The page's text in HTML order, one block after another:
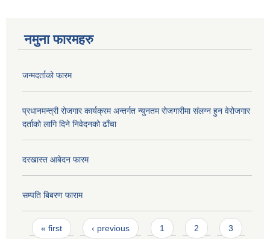
नमुना फारमहरु
जन्मदर्ताको फारम
प्रधानमन्त्री रोजगार कार्यक्रम अन्तर्गत न्युनतम रोजगारीमा संलग्न हुन वेरोजगार
दर्ताको लागि दिने निवेदनको ढाँचा
दरखास्त आबेदन फारम
सम्पति बिबरण फाराम
Pages
« first ‹ previous 1 2
3